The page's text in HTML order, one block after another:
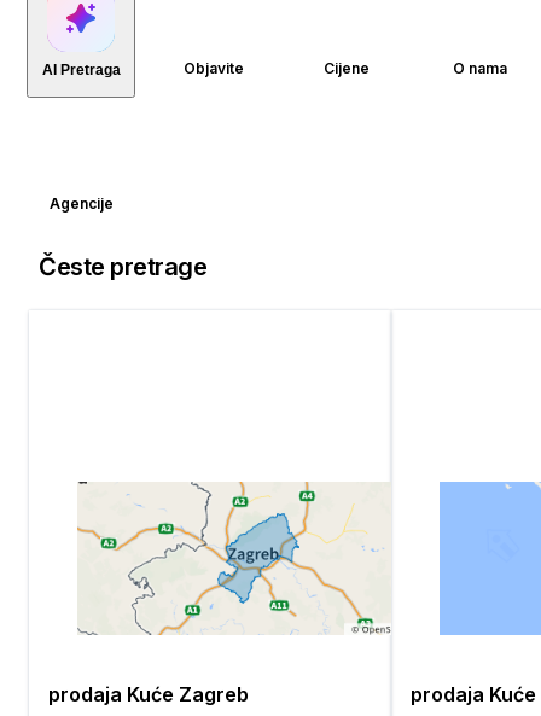
AI Pretraga Objavite Cijene O nama
Agencije
Česte pretrage
prodaja Kuće Zagreb prodaja